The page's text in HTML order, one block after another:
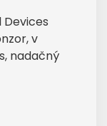
Devices
v
nadačný